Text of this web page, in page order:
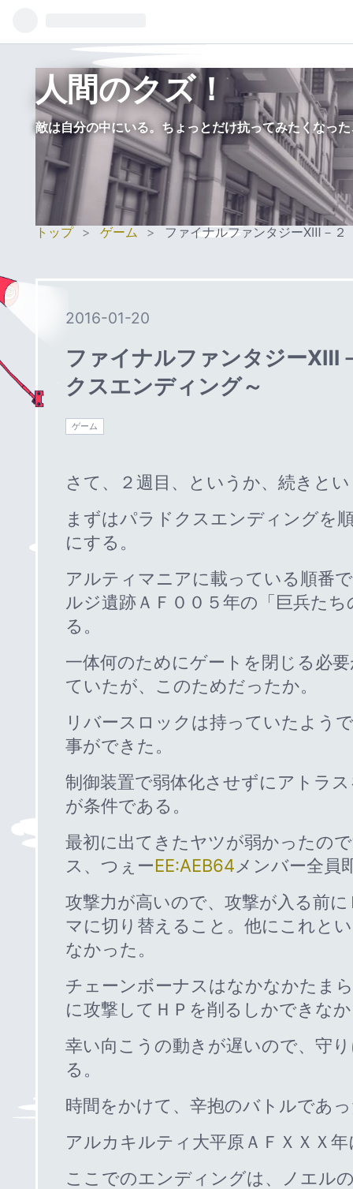
人間のクズ！
敵は自分の中にいる。ちょっとだけ抗ってみたくなっ
トップ > ゲーム > ファイナルファンタジーⅩⅢ－
2016-01-20
ファイナルファンタジー
クスエンディング～
ゲーム
さて、２週目、というか、続きと
まずはパラドクスエンディングを
にする。
アルティマニアに載っている順番
ルジ遺跡ＡＦ００５年の「巨兵た
る。
一体何のためにゲートを閉じる必
ていたが、このためだったか。
リバースロックは持っていたよう
事ができた。
制御装置で弱体化させずにアトラ
が条件である。
最初に出てきたヤツが弱かったの
ス、つぇーEE:AEB64 メンバー全員
攻撃力が高いので、攻撃が入る前
マに切り替えること。他にこれと
なかった。
チェーンボーナスはなかなかたま
に攻撃してＨＰを削るしかできな
幸い向こうの動きが遅いので、守
る。
時間をかけて、辛抱のバトルであ
アルカキルティ大平原ＡＦＸＸＸ
ここでのエンディングは、ノエル